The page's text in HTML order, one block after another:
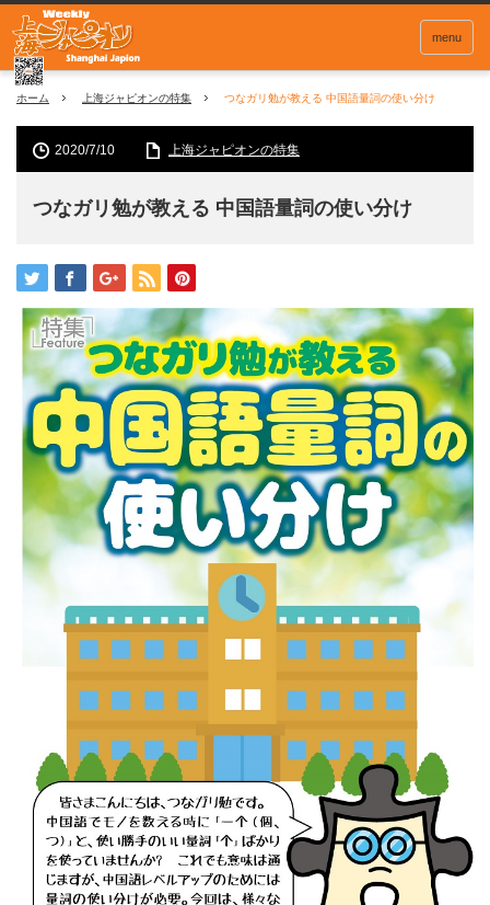
menu
ホーム 上海ジャピオンの特集 つなガリ勉が教える 中国語量詞の使い分け
2020/7/10 上海ジャピオンの特集
つなガリ勉が教える 中国語量詞の使い分け